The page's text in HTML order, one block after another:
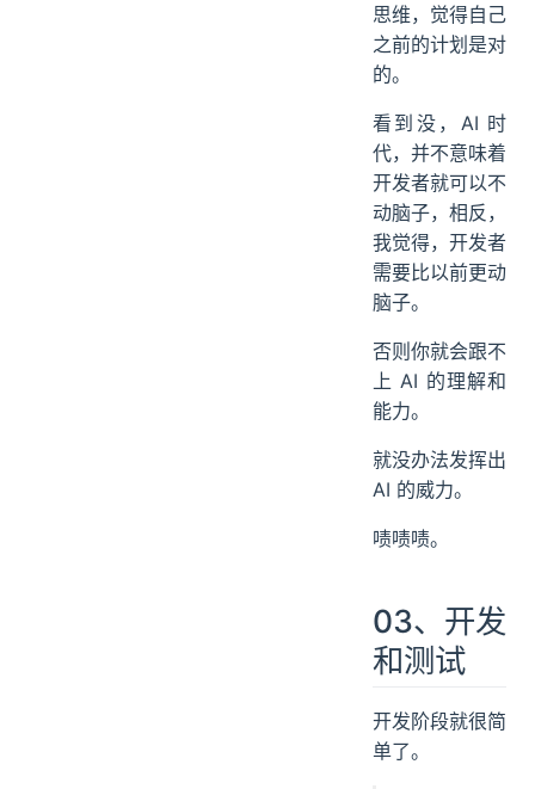
思维，觉得自己
之前的计划是对
的。
看到没，AI 时
代，并不意味着
开发者就可以不
动脑子，相反，
我觉得，开发者
需要比以前更动
脑子。
否则你就会跟不
上 AI 的理解和
能力。
就没办法发挥出
AI 的威力。
啧啧啧。
03、开发
和测试
开发阶段就很简
单了。